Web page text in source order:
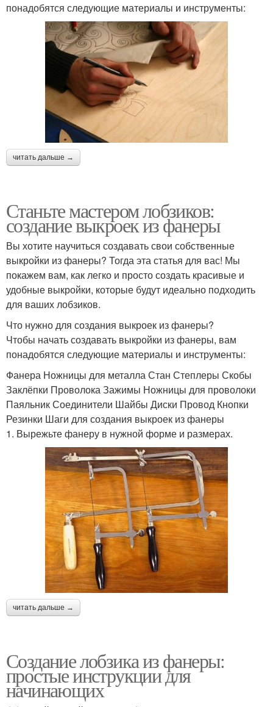
понадобятся следующие материалы и инструменты:
читать дальше →
Станьте мастером лобзиков:
создание выкроек из фанеры
Вы хотите научиться создавать свои собственные
выкройки из фанеры? Тогда эта статья для вас! Мы
покажем вам, как легко и просто создать красивые и
удобные выкройки, которые будут идеально подходить
для ваших лобзиков.
Что нужно для создания выкроек из фанеры?
Чтобы начать создавать выкройки из фанеры, вам
понадобятся следующие материалы и инструменты:
Фанера Ножницы для металла Стан Степлеры Скобы
Заклёпки Проволока Зажимы Ножницы для проволоки
Паяльник Соединители Шайбы Диски Провод Кнопки
Резинки Шаги для создания выкроек из фанеры
1. Вырежьте фанеру в нужной форме и размерах.
читать дальше →
Создание лобзика из фанеры:
простые инструкции для
начинающих